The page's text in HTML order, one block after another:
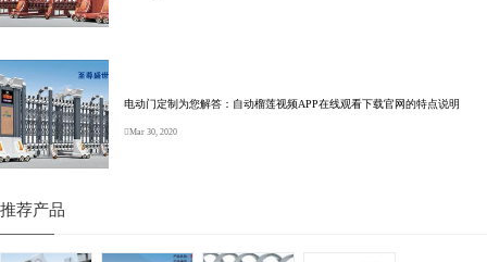
电动门定制为您解答：自动榴莲视频APP在线观看下载官网的特点说明
Mar 30, 2020
推荐产品